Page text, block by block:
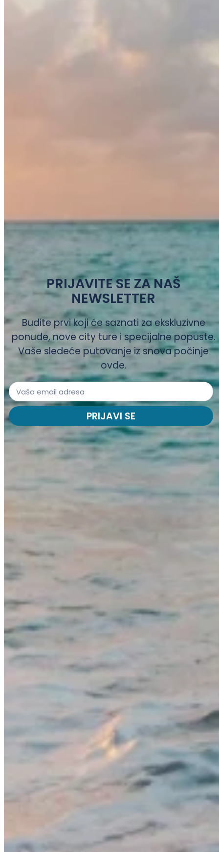
PRIJAVITE SE ZA NAŠ
NEWSLETTER
Budite prvi koji će saznati za ekskluzivne
ponude, nove city ture i specijalne popuste.
Vaše sledeće putovanje iz snova počinje
ovde.
PRIJAVI SE